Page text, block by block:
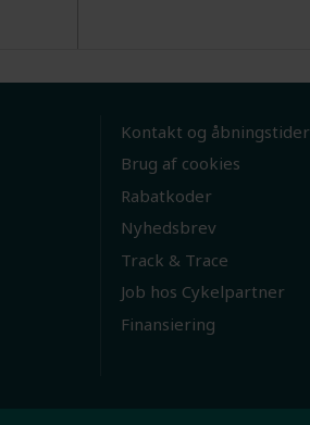
Kontakt og åbningstider
Brug af cookies
Rabatkoder
Nyhedsbrev
Track & Trace
Job hos Cykelpartner
Finansiering